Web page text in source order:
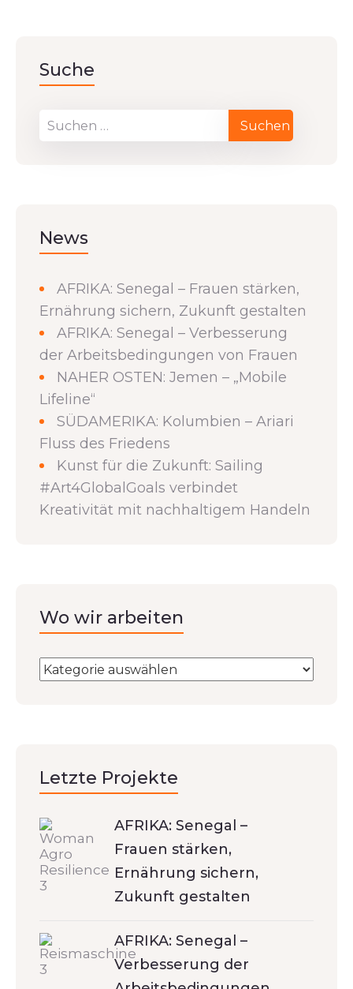
Suche
News
AFRIKA: Senegal – Frauen stärken,
Ernährung sichern, Zukunft gestalten
AFRIKA: Senegal – Verbesserung
der Arbeitsbedingungen von Frauen
NAHER OSTEN: Jemen – „Mobile
Lifeline“
SÜDAMERIKA: Kolumbien – Ariari
Fluss des Friedens
Kunst für die Zukunft: Sailing
#Art4GlobalGoals verbindet
Kreativität mit nachhaltigem Handeln
Wo wir arbeiten
Letzte Projekte
AFRIKA: Senegal –
Frauen stärken,
Ernährung sichern,
Zukunft gestalten
AFRIKA: Senegal –
Verbesserung der